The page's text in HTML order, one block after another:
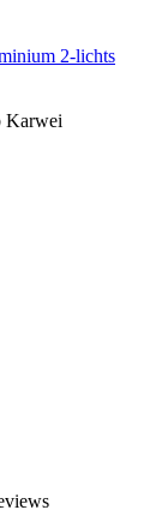
2-lichts
Karwei